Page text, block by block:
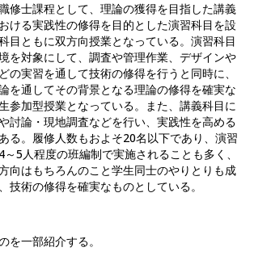
修士課程として、理論の獲得を目指した講義
ける実践性の修得を目的とした演習科目を設
目ともに双方向授業となっている。演習科目
を対象にして、調査や管理作業、デザインや
の実習を通して技術の修得を行うと同時に、
を通してその背景となる理論の修得を確実な
参加型授業となっている。また、講義科目に
討論・現地調査などを行い、実践性を高める
る。履修人数もおよそ20名以下であり、演習
5人程度の班編制で実施されることも多く、
向はもちろんのこと学生同士のやりとりも成
技術の修得を確実なものとしている。
を一部紹介する。